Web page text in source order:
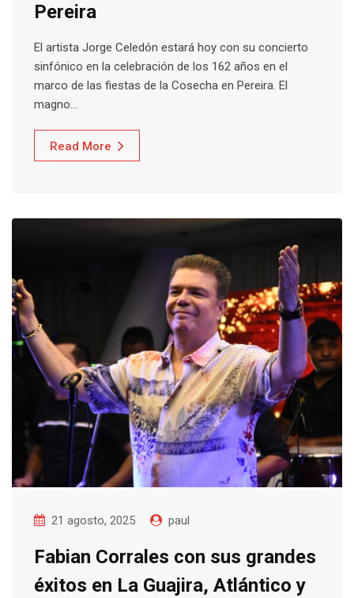
Pereira
El artista Jorge Celedón estará hoy con su concierto
sinfónico en la celebración de los 162 años en el
marco de las fiestas de la Cosecha en Pereira. El
magno…
Read More
21 agosto, 2025 paul
Fabian Corrales con sus grandes
éxitos en La Guajira, Atlántico y